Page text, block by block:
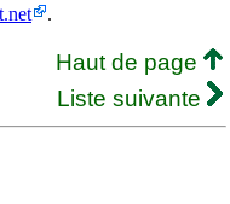
.
Haut de page
Liste suivante